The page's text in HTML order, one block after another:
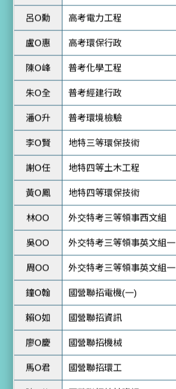
盧O惠 高考環保行政
陳O峰 普考化學工程
朱O全 普考經建行政
潘O升 普考環境檢驗
李O賢 地特三等環保技術
謝O任 地特四等土木工程
黃O鳳 地特四等環保技術
林OO 外交特考三等領事西文組
吳OO 外交特考三等領事英文組一
周OO 外交特考三等領事英文組一
鐘O翰 國營聯招電機(一)
賴O如 國營聯招資訊
廖O慶 國營聯招機械
馬O君 國營聯招環工
陳O仲 國營聯招統計資訊
王O婷 中華電信企業客戶技術服務